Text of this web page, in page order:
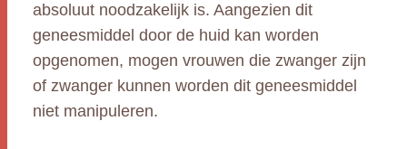
absoluut noodzakelijk is. Aangezien dit
geneesmiddel door de huid kan worden
opgenomen, mogen vrouwen die zwanger zijn
of zwanger kunnen worden dit geneesmiddel
niet manipuleren.